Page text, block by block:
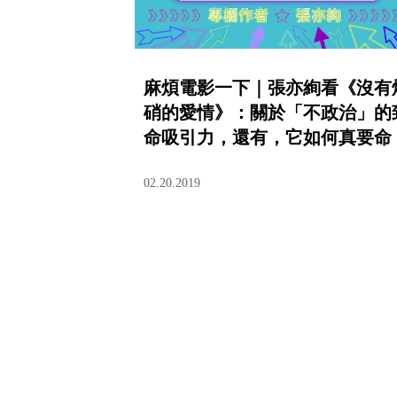
麻煩電影一下｜張亦絢看《沒有
硝的愛情》：關於「不政治」的
命吸引力，還有，它如何真要命
02.20.2019